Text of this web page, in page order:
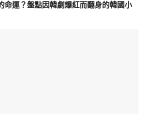
命運？盤點因韓劇爆紅而翻身的韓國小